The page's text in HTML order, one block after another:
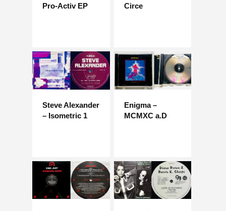
Pro-Activ EP
Circe
Steve Alexander
– Isometric 1
Enigma –
MCMXC a.D